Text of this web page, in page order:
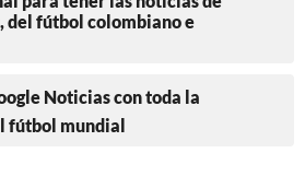
del fútbol colombiano e
Noticias con toda la
fútbol mundial